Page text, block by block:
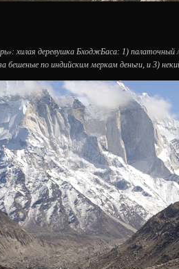
хилая деревушка БходжБаса: 1)
бешеные по индийским меркам деньги, и 3)